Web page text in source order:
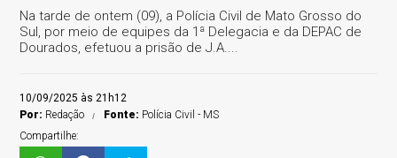
Na tarde de ontem (09), a Polícia Civil de Mato Grosso do
Sul, por meio de equipes da 1ª Delegacia e da DEPAC de
Dourados, efetuou a prisão de J.A....
10/09/2025 às 21h12
Por: Redação Fonte: Polícia Civil - MS
Compartilhe: